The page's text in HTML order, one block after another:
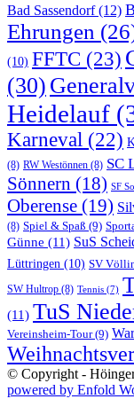
Bad Sassendorf(12)
Ehrungen
(10) FFTC (23)
(30)
Heidelauf
Karneval (22)
(8) RW Westönnen (8) SC
Sönnern (18) SF
Oberense (19)
(8) Spiel & Spaß (9)
Günne (11) SuS
Lüttringen (10) SV
SW Hultrop (8) Tennis (7)
(11) TuS
Vereinsheim-Tour(9)
© Copyright -
powered by Enfold